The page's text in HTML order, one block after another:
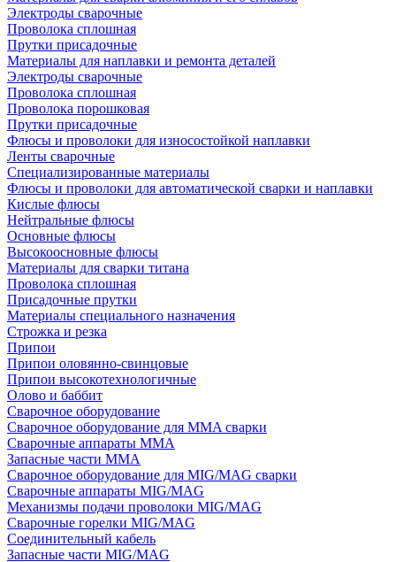
Электроды сварочные
Проволока сплошная
Прутки присадочные
Материалы для наплавки и ремонта деталей
Электроды сварочные
Проволока сплошная
Проволока порошковая
Прутки присадочные
Флюсы и проволоки для износостойкой наплавки
Ленты сварочные
Специализированные материалы
Флюсы и проволоки для автоматической сварки и наплавки
Кислые флюсы
Нейтральные флюсы
Основные флюсы
Высокоосновные флюсы
Материалы для сварки титана
Проволока сплошная
Присадочные прутки
Материалы специального назначения
Строжка и резка
Припои
Припои оловянно-свинцовые
Припои высокотехнологичные
Олово и баббит
Сварочное оборудование
Сварочное оборудование для MMA сварки
Сварочные аппараты MMA
Запасные части MMA
Сварочное оборудование для MIG/MAG сварки
Сварочные аппараты MIG/MAG
Механизмы подачи проволоки MIG/MAG
Сварочные горелки MIG/MAG
Соединительный кабель
Запасные части MIG/MAG